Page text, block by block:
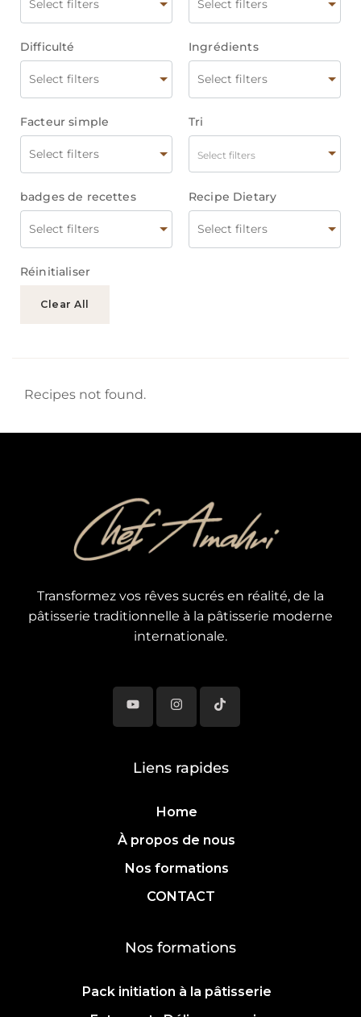
Difficulté Ingrédients
Facteur simple Tri
Select filters
badges de recettes Recipe Dietary
Réinitialiser
Clear All
Recipes not found.
Transformez vos rêves sucrés en réalité, de la
pâtisserie traditionnelle à la pâtisserie moderne
internationale.
Liens rapides
Home
À propos de nous
Nos formations
CONTACT
Nos formations
Pack initiation à la pâtisserie